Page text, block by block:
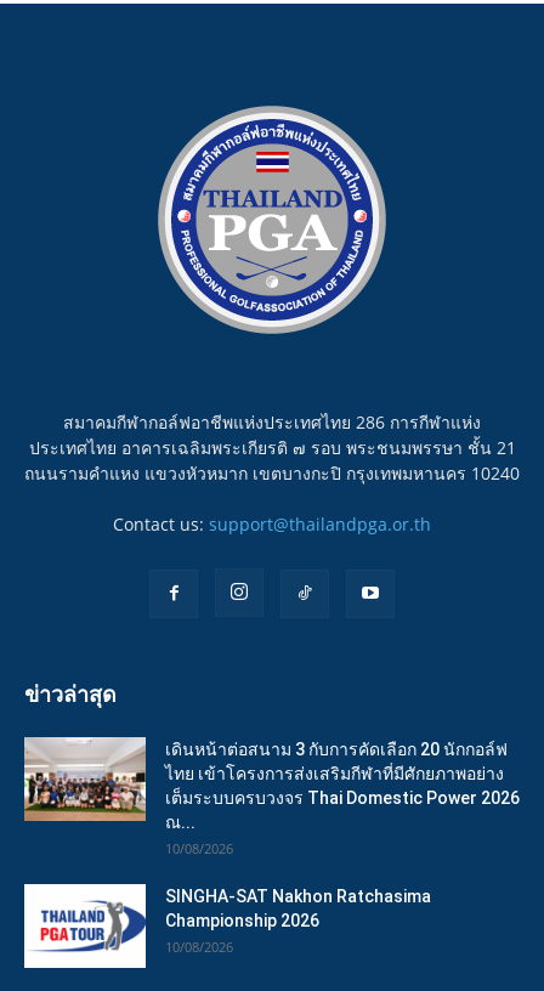
สมาคมกีฬากอล์ฟอาชีพแห่งประเทศไทย 286 การกีฬาแห่ง
ประเทศไทย อาคารเฉลิมพระเกียรติ ๗ รอบ พระชนมพรรษา ชั้น 21
ถนนรามคำแหง แขวงหัวหมาก เขตบางกะปิ กรุงเทพมหานคร 10240
Contact us: support@thailandpga.or.th
ข่าวล่าสุด
เดินหน้าต่อสนาม 3 กับการคัดเลือก 20 นักกอล์ฟ
ไทย เข้าโครงการส่งเสริมกีฬาที่มีศักยภาพอย่าง
เต็มระบบครบวงจร Thai Domestic Power 2026
ณ...
10/08/2026
SINGHA-SAT Nakhon Ratchasima
Championship 2026
10/08/2026